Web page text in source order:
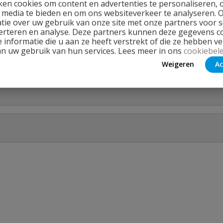
cookies om content en advertenties te personaliseren,
te bieden en om ons websiteverkeer te analyseren.
over uw gebruik van onze site met onze partners voor
en analyse. Deze partners kunnen deze gegevens
informatie die u aan ze heeft verstrekt of die ze hebben
uw gebruik van hun services. Lees meer in ons
Weigeren